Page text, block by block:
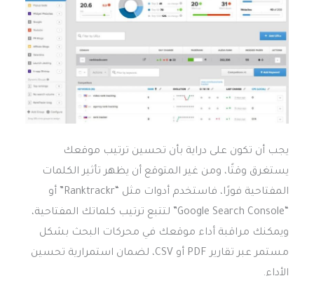
يجب أن تكون على دراية بأن تحسين ترتيب موقعك
يستغرق وقتًا، ومن غير المتوقع أن يظهر تأثير الكلمات
المفتاحية فورًا، فاستخدم أدوات مثل “Ranktrackr” أو
“Google Search Console” لتتبع ترتيب كلماتك المفتاحية،
ويمكنك مراقبة أداء موقعك في محركات البحث بشكل
مستمر عبر تقارير PDF أو CSV، لضمان استمرارية تحسين
الأداء.